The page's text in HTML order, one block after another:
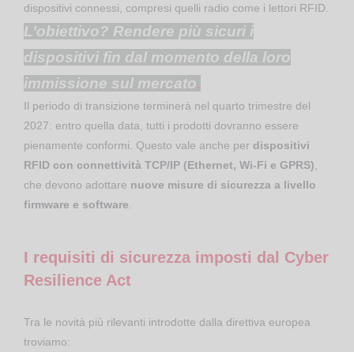
dispositivi connessi, compresi quelli radio come i lettori RFID.
L’obiettivo? Rendere più sicuri i
dispositivi fin dal momento della loro
immissione sul mercato.
Il periodo di transizione terminerà nel quarto trimestre del
2027: entro quella data, tutti i prodotti dovranno essere
pienamente conformi. Questo vale anche per dispositivi
RFID con connettività TCP/IP (Ethernet, Wi-Fi e GPRS)
che devono adottare nuove misure di sicurezza a livello
firmware e software
I requisiti di sicurezza imposti dal Cyber
Resilience Act
Tra le novità più rilevanti introdotte dalla direttiva europea
troviamo: